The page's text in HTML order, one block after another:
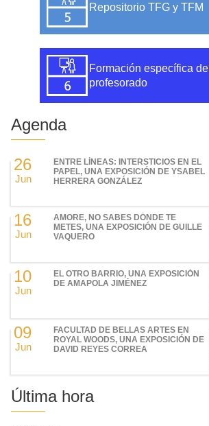
Repositorio TFG y TFM
Formación específica del
profesorado
Agenda
26
Jun
ENTRE LÍNEAS: INTERSTICIOS EN EL
PAPEL, UNA EXPOSICIÓN DE YSABEL
HERRERA GONZÁLEZ
16
Jun
AMORE, NO SABES DÓNDE TE
METES, UNA EXPOSICIÓN DE GUILLE
VAQUERO
10
Jun
EL OTRO BARRIO, UNA EXPOSICIÓN
DE AMAPOLA JIMÉNEZ
09
Jun
FACULTAD DE BELLAS ARTES EN
ROYAL WOODS, UNA EXPOSICIÓN DE
DAVID REYES CORREA
Última hora